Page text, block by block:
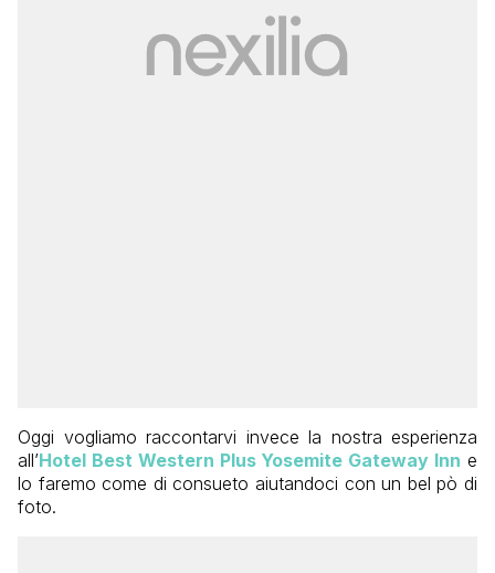
Oggi vogliamo raccontarvi invece la nostra esperienza
all’Hotel Best Western Plus Yosemite Gateway Inn e
lo faremo come di consueto aiutandoci con un bel pò di
foto.